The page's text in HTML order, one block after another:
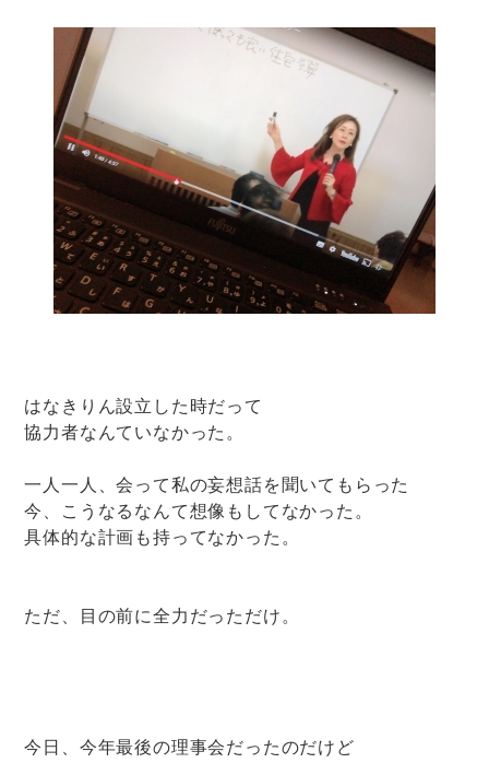
はなきりん設立した時だって
協力者なんていなかった。
一人一人、会って私の妄想話を聞いてもらった
今、こうなるなんて想像もしてなかった。
具体的な計画も持ってなかった。
ただ、目の前に全力だっただけ。
今日、今年最後の理事会だったのだけど